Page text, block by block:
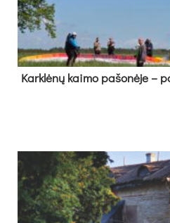
Kark­lė­nų kai­mo pa­šo­nė­je –